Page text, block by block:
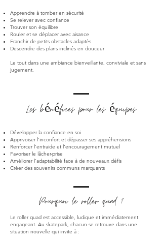
Apprendre à tomber en sécurité
Se relever avec confiance
Trouver son équilibre
Rouler et se déplacer avec aisance
Franchir de petits obstacles adaptés
Descendre des plans inclinés en douceur
Le tout dans une ambiance bienveillante, conviviale et sans
jugement.
Les bénéfices pour les équipes
Développer la confiance en soi
Apprivoiser l'inconfort et dépasser ses appréhensions
Renforcer l'entraide et l'encouragement mutuel
Favoriser le lâcher-prise
Améliorer l'adaptabilité face à de nouveaux défis
Créer des souvenirs communs marquants
Pourquoi le roller quad ?
Le roller quad est accessible, ludique et immédiatement
engageant. Au skatepark, chacun se retrouve dans une
situation nouvelle qui invite à :